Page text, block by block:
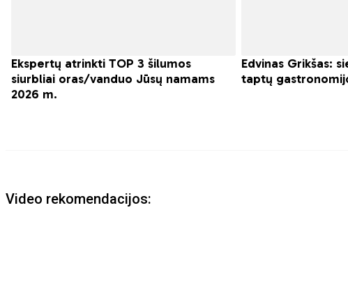
Video rekomendacijos: